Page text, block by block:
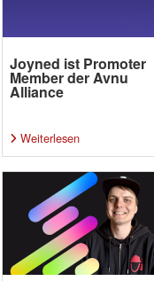
Joyned ist Promoter
Member der Avnu
Alliance
Weiterlesen